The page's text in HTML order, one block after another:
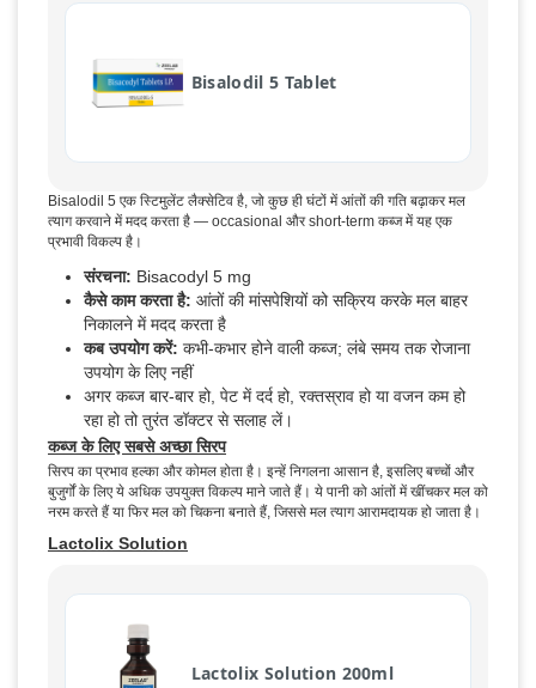
Bisalodil 5 Tablet
Bisalodil 5 एक स्टिमुलेंट लैक्सेटिव है, जो कुछ ही घंटों में आंतों की गति बढ़ाकर मल
त्याग करवाने में मदद करता है — occasional और short-term कब्ज में यह एक
प्रभावी विकल्प है।
संरचना: Bisacodyl 5 mg
कैसे काम करता है: आंतों की मांसपेशियों को सक्रिय करके मल बाहर
निकालने में मदद करता है
कब उपयोग करें: कभी-कभार होने वाली कब्ज; लंबे समय तक रोजाना
उपयोग के लिए नहीं
अगर कब्ज बार-बार हो, पेट में दर्द हो, रक्तस्राव हो या वजन कम हो
रहा हो तो तुरंत डॉक्टर से सलाह लें।
कब्ज के लिए सबसे अच्छा सिरप
सिरप का प्रभाव हल्का और कोमल होता है। इन्हें निगलना आसान है, इसलिए बच्चों और
बुजुर्गों के लिए ये अधिक उपयुक्त विकल्प माने जाते हैं। ये पानी को आंतों में खींचकर मल को
नरम करते हैं या फिर मल को चिकना बनाते हैं, जिससे मल त्याग आरामदायक हो जाता है।
Lactolix Solution
Lactolix Solution 200ml